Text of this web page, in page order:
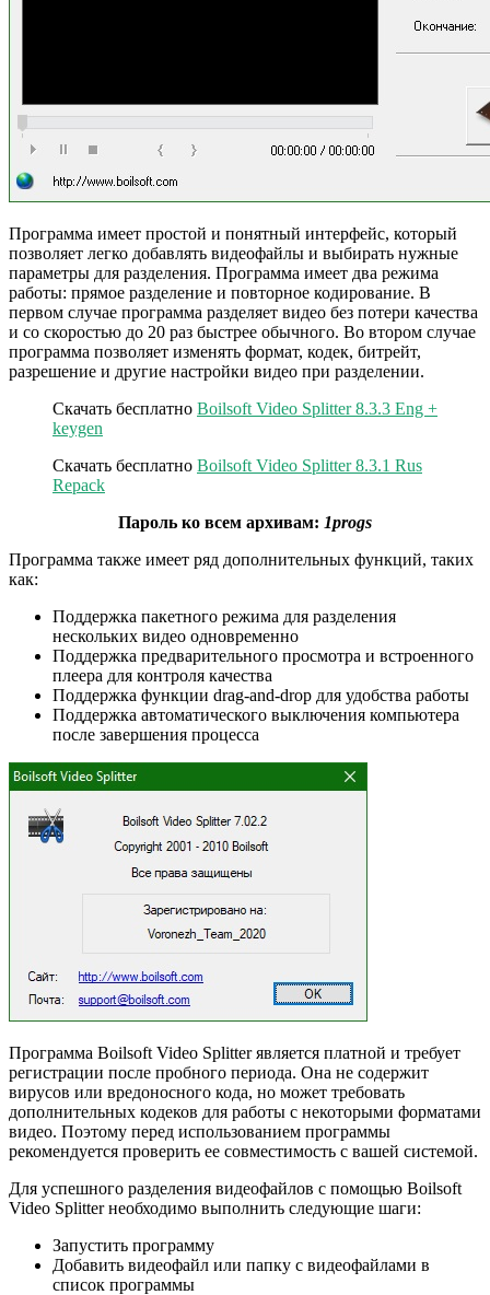
Программа имеет простой и понятный интерфейс, который
позволяет легко добавлять видеофайлы и выбирать нужные
параметры для разделения. Программа имеет два режима
работы: прямое разделение и повторное кодирование. В
первом случае программа разделяет видео без потери качества
и со скоростью до 20 раз быстрее обычного. Во втором случае
программа позволяет изменять формат, кодек, битрейт,
разрешение и другие настройки видео при разделении.
Скачать бесплатно Boilsoft Video Splitter 8.3.3 Eng +
keygen
Скачать бесплатно Boilsoft Video Splitter 8.3.1 Rus
Repack
Пароль ко всем архивам: 1progs
Программа также имеет ряд дополнительных функций, таких
как:
Поддержка пакетного режима для разделения
нескольких видео одновременно
Поддержка предварительного просмотра и встроенного
плеера для контроля качества
Поддержка функции drag-and-drop для удобства работы
Поддержка автоматического выключения компьютера
после завершения процесса
Программа Boilsoft Video Splitter является платной и требует
регистрации после пробного периода. Она не содержит
вирусов или вредоносного кода, но может требовать
дополнительных кодеков для работы с некоторыми форматами
видео. Поэтому перед использованием программы
рекомендуется проверить ее совместимость с вашей системой.
Для успешного разделения видеофайлов с помощью Boilsoft
Video Splitter необходимо выполнить следующие шаги:
Запустить программу
Добавить видеофайл или папку с видеофайлами в
список программы